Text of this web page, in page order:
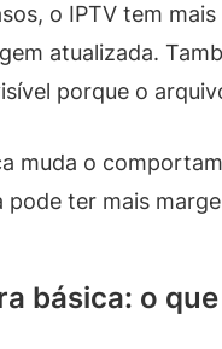
o IPTV tem
atualizada.
porque o
muda o
pode ter mais
básica: o